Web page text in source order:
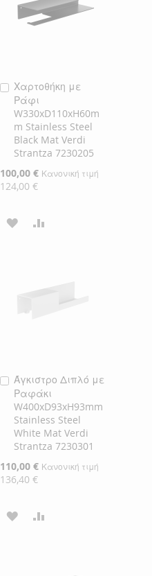
Χαρτοθήκη με
Ράφι
W330xD110xH60m
m Stainless Steel
Black Mat Verdi
Strantza 7230205
Ειδική
Τιμή
100,00 € Κανονική τιμή
124,00 €
Προσθήκη
στο
Καλάθι
ΠΡΟΣΘΉΚΗ
ΕΠΙΘΥΜΙΏΝ
Άγκιστρο Διπλό με
Ραφάκι
W400xD93xH93mm
Stainless Steel
White Mat Verdi
Strantza 7230301
Ειδική
Τιμή
110,00 € Κανονική τιμή
136,40 €
Προσθήκη
στο
Καλάθι
ΠΡΟΣΘΉΚΗ